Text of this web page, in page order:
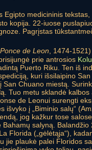
Egipto medicininis
kopija. 22-iuose
Pagrįstas
de Leon , 1474-
prie antrosios
Puerto Riku. Ten iš
kuri išsilaipino
Chuano miestą.
Tuo metu sklandė
de Leonui surengti
išvyko į „Biminio salų“
jog kažkur tose
salyną.
Florida („gėlėtąja“),
jie plaukė palei Floridos